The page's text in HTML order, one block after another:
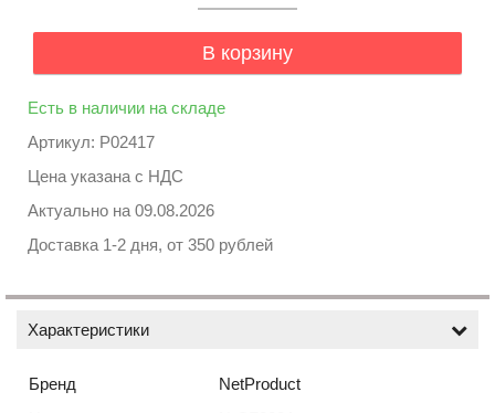
В корзину
Есть в наличии на складе
Артикул: P02417
Цена указана с НДС
Актуально на 09.08.2026
Доставка 1-2 дня, от 350 рублей
Характеристики
Бренд
NetProduct